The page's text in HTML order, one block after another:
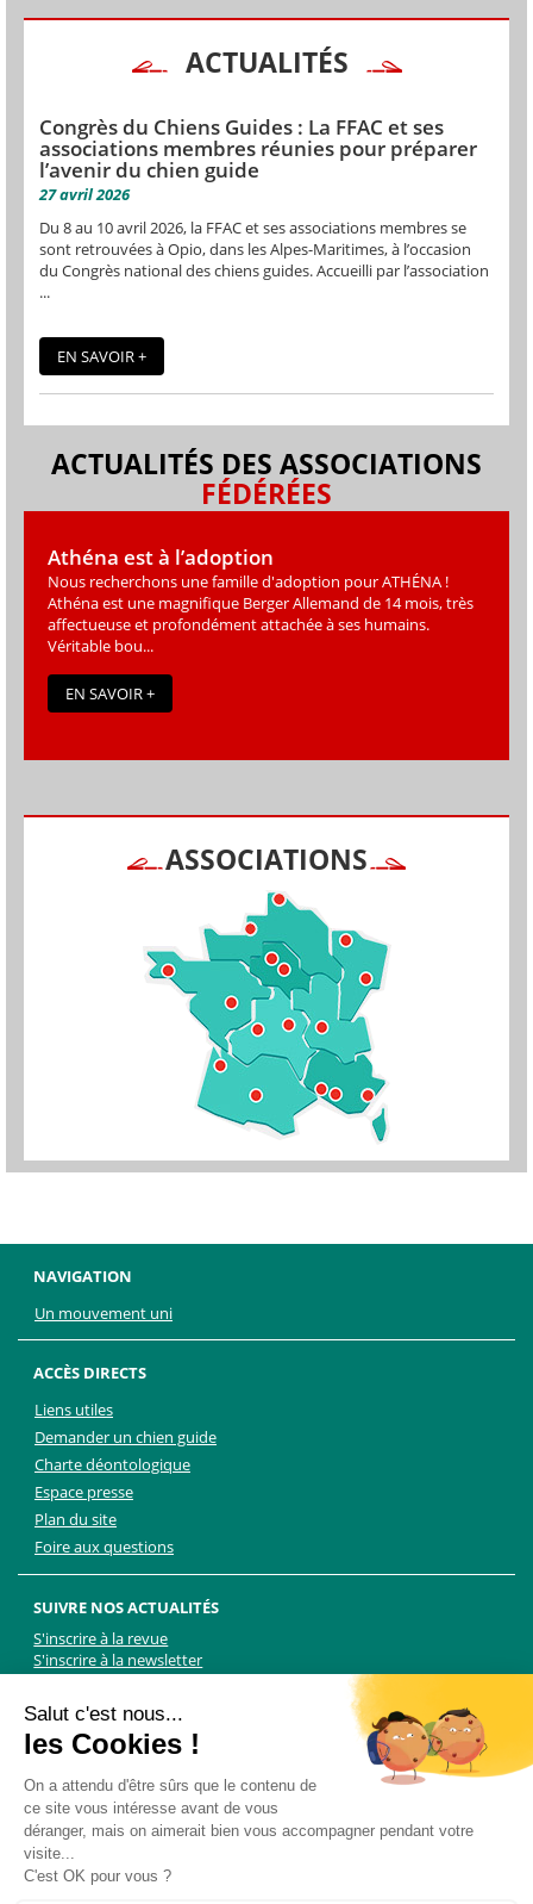
ACTUALITÉS
Congrès du Chiens Guides : La FFAC et ses
associations membres réunies pour préparer
l’avenir du chien guide
27 avril 2026
Du 8 au 10 avril 2026, la FFAC et ses associations membres se
sont retrouvées à Opio, dans les Alpes-Maritimes, à l’occasion
du Congrès national des chiens guides. Accueilli par l’association
...
EN SAVOIR +
ACTUALITÉS DES ASSOCIATIONS
FÉDÉRÉES
Athéna est à l’adoption
Nous recherchons une famille d'adoption pour ATHÉNA !
Athéna est une magniﬁque Berger Allemand de 14 mois, très
affectueuse et profondément attachée à ses humains.
Véritable bou...
EN SAVOIR +
ASSOCIATIONS
NAVIGATION
Un mouvement uni
ACCÈS DIRECTS
Liens utiles
Demander un chien guide
Charte déontologique
Espace presse
Plan du site
Foire aux questions
SUIVRE NOS ACTUALITÉS
S'inscrire à la revue
S'inscrire à la newsletter
TikTok
NOUS CONTACTER
Les Chiens Guides d'aveugles - FFAC
71 rue de Bagnolet, 75020 Paris
01 44 64 89 89
Formulaire de contact
Salut c'est nous...
les Cookies !
On a attendu d'être sûrs que le contenu de
ce site vous intéresse avant de vous
déranger, mais on aimerait bien vous accompagner pendant votre
visite...
C'est OK pour vous ?